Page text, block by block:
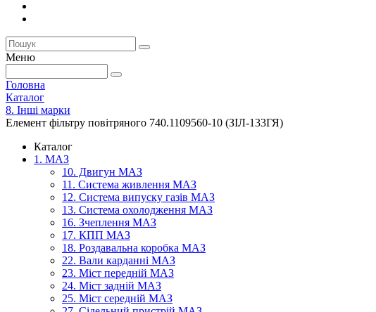
Меню
Головна
Каталог
8. Інші марки
Елемент фільтру повітряного 740.1109560-10 (ЗІЛ-133ГЯ)
Каталог
1. МАЗ
10. Двигун МАЗ
11. Система живлення МАЗ
12. Система випуску газів МАЗ
13. Система охолодження МАЗ
16. Зчеплення МАЗ
17. КПП МАЗ
18. Роздавальна коробка МАЗ
22. Вали карданні МАЗ
23. Міст передній МАЗ
24. Міст задній МАЗ
25. Міст середній МАЗ